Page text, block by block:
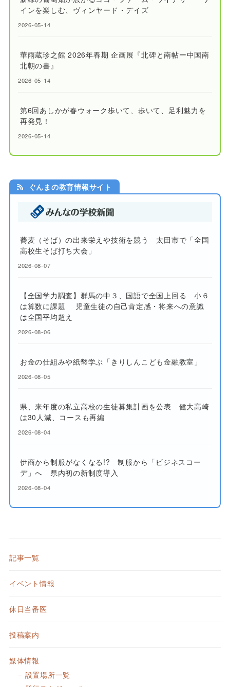
インを楽しむ、ヴィンヤード・デイズ
2026-05-14
華雨蔵珍之館 2026年春期 企画展『北碑と南帖ー中国南
北朝の書』
2026-05-14
第6回あしかが春ウォーク歩いて、歩いて、足利魅力を
再発見！
2026-05-14
ぐんまの教育情報サイト
蕎麦（そば）の出来栄えや技術を競う 太田市で「全国
高校生そば打ち大会」
2026-08-07
【全国学力調査】群馬の中３、国語で全国上回る 小６
は算数に課題 児童生徒の自己肯定感・将来への意識
は全国平均超え
2026-08-06
お金の仕組みや紙幣学ぶ「きりしんこども金融教室」
2026-08-05
県、来年度の私立高校の生徒募集計画を公表 健大高崎
は30人減、コースも再編
2026-08-04
伊商から制服がなくなる!? 制服から「ビジネスコー
デ」へ 県内初の新制度導入
2026-08-04
記事一覧
イベント情報
休日当番医
投稿案内
媒体情報
設置場所一覧